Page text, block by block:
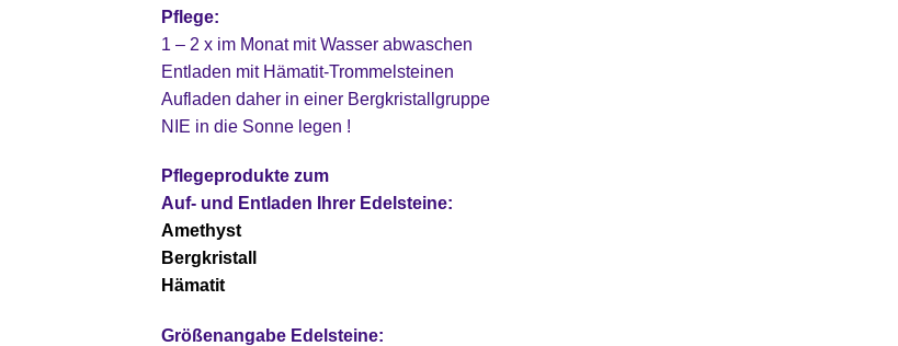
Pflege:
1 – 2 x im Monat mit Wasser abwaschen
Entladen mit Hämatit-Trommelsteinen
Aufladen daher in einer Bergkristallgruppe
NIE in die Sonne legen !
Pflegeprodukte zum
Auf- und Entladen Ihrer Edelsteine:
Amethyst
Bergkristall
Hämatit
Größenangabe Edelsteine: